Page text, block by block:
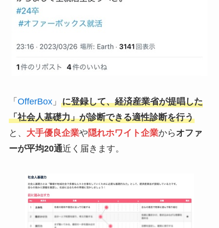
「 OfferBox」 に登録して、経済産業省が提唱した
「社会人基礎力」が診断できる適性診断を行う
と、 大手優良企業や隠れホワイト企業から オファ
ーが平均20通近く届きます。